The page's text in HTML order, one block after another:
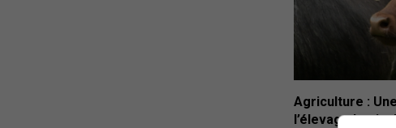
Agriculture :
l’élevage bovin